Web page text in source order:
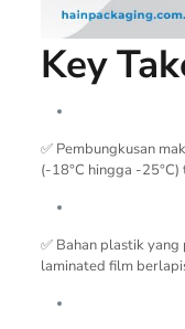
Key
✅ Pembungkusan
(-18°C hingga -
✅ Bahan plastik yang
laminated film